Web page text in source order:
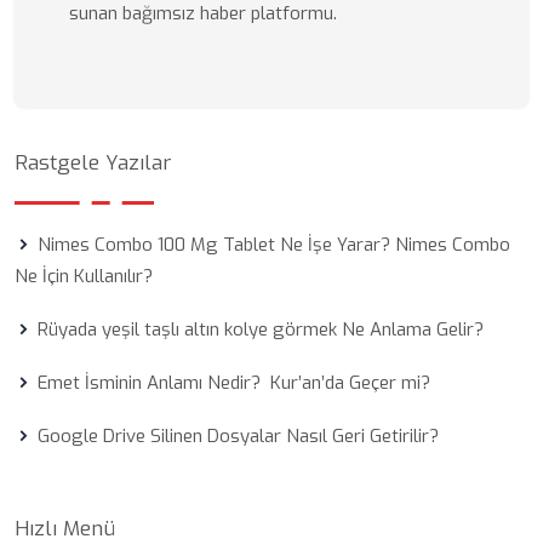
sunan bağımsız haber platformu.
Rastgele Yazılar
Nimes Combo 100 Mg Tablet Ne İşe Yarar? Nimes Combo
Ne İçin Kullanılır?
Rüyada yeşil taşlı altın kolye görmek Ne Anlama Gelir?
Emet İsminin Anlamı Nedir? Kur’an’da Geçer mi?
Google Drive Silinen Dosyalar Nasıl Geri Getirilir?
Hızlı Menü